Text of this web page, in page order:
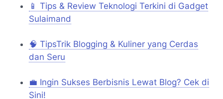
📱 Tips & Review Teknologi Terkini di Gadget
Sulaimand
🧠 TipsTrik Blogging & Kuliner yang Cerdas
dan Seru
💼 Ingin Sukses Berbisnis Lewat Blog? Cek di
Sini!